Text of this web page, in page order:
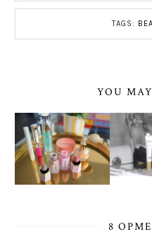
TAGS:
YOU
8